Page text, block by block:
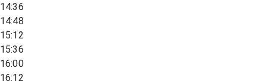
14:36
14:48
15:12
15:36
16:00
16:12